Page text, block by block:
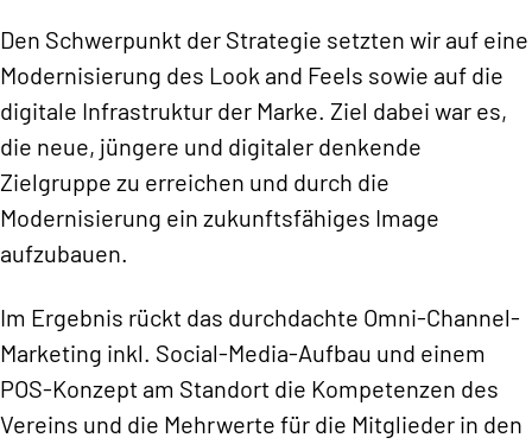
Den Schwerpunkt der Strategie setzten wir auf eine
Modernisierung des Look and Feels sowie auf die
digitale Infrastruktur der Marke. Ziel dabei war es,
die neue, jüngere und digitaler denkende
Zielgruppe zu erreichen und durch die
Modernisierung ein zukunftsfähiges Image
aufzubauen.
Im Ergebnis rückt das durchdachte Omni-Channel-
Marketing inkl. Social-Media-Aufbau und einem
POS-Konzept am Standort die Kompetenzen des
Vereins und die Mehrwerte für die Mitglieder in den